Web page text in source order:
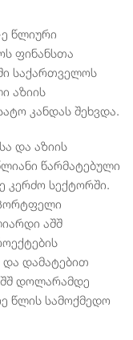
ე წლიური
ფინანსთა
საქართველოს
აზიის
კანდას შეხვდა.
და აზიის
წარმატებული
კერძო სექტორში.
პორტფელი
აშშ
და დამატებით
დოლარამდე
წლის სამოქმედო